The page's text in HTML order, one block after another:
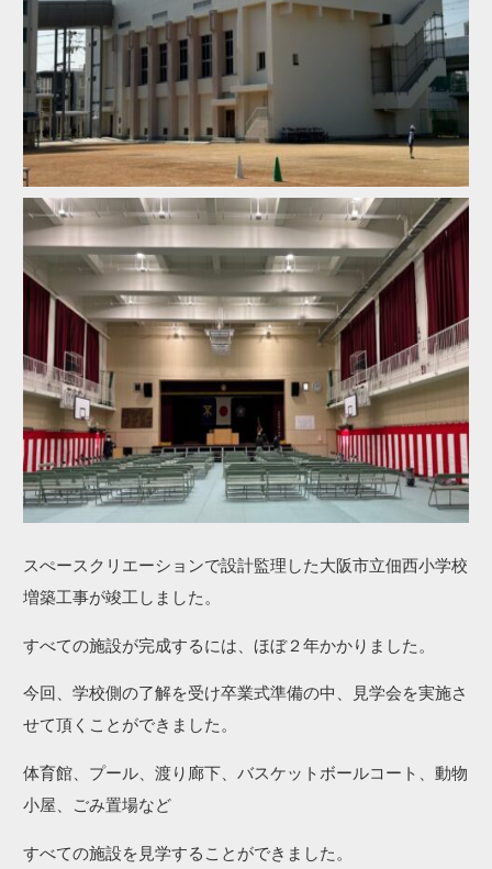
スぺースクリエーションで設計監理した大阪市立佃西小学校
増築工事が竣工しました。
すべての施設が完成するには、ほぼ２年かかりました。
今回、学校側の了解を受け卒業式準備の中、見学会を実施さ
せて頂くことができました。
体育館、プール、渡り廊下、バスケットボールコート、動物
小屋、ごみ置場など
すべての施設を見学することができました。